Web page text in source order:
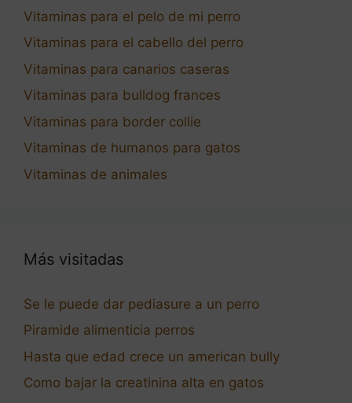
Vitaminas para el pelo de mi perro
Vitaminas para el cabello del perro
Vitaminas para canarios caseras
Vitaminas para bulldog frances
Vitaminas para border collie
Vitaminas de humanos para gatos
Vitaminas de animales
Más visitadas
Se le puede dar pediasure a un perro
Piramide alimenticia perros
Hasta que edad crece un american bully
Como bajar la creatinina alta en gatos